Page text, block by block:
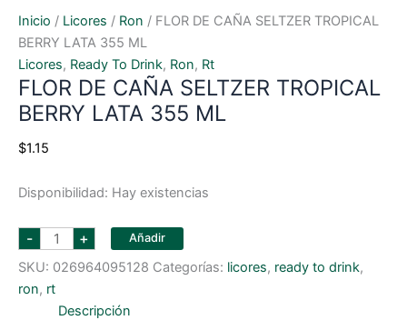
Inicio / Licores / Ron / FLOR DE CAÑA SELTZER TROPICAL
BERRY LATA 355 ML
Licores, Ready To Drink, Ron, Rt
FLOR DE CAÑA SELTZER TROPICAL
BERRY LATA 355 ML
$1.15
Disponibilidad: Hay existencias
- FLOR
DE
CAÑA
SELTZER
TROPICAL
BERRY
LATA
+ Añadir
SKU: 026964095128 Categorías: licores, ready to drink,
ron, rt
Descripción